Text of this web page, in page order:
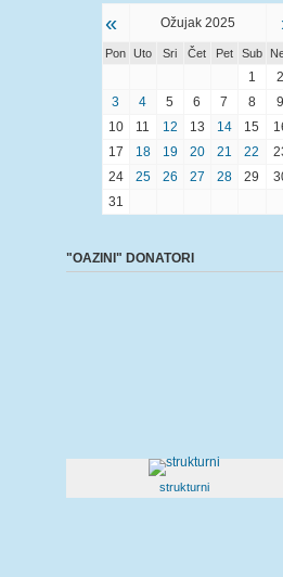
« Ožujak 2025
Pon Uto Sri Čet Pet Sub
1
2
3
4 5 6 7 8
9
10
11 12 13 14 15
17
18 19 20 21 22
24
25 26 27 28 29
31
"OAZINI" DONATORI
strukturni